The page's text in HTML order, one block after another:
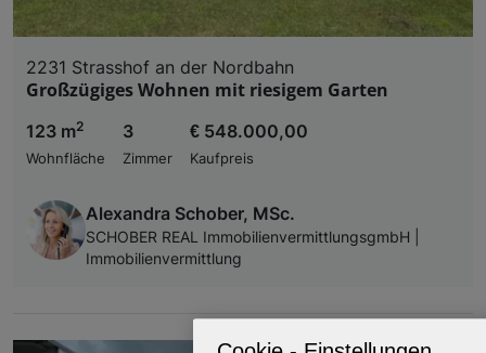
2231 Strasshof an der Nordbahn
Großzügiges Wohnen mit riesigem Garten
123 m2
Wohnfläche
3
Zimmer
€ 548.000,00
Kaufpreis
Alexandra Schober, MSc.
SCHOBER REAL ImmobilienvermittlungsgmbH |
Immobilienvermittlung